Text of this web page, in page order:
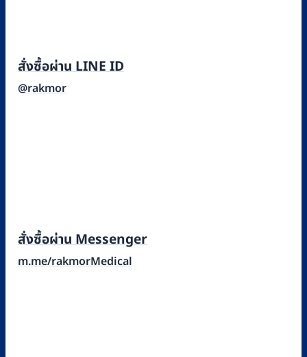
สั่งซื้อผ่าน LINE ID
@rakmor
สั่งซื้อผ่าน Messenger
m.me/rakmorMedical